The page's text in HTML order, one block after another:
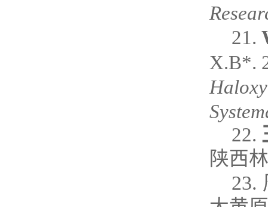
21.
X.B*.
22.
陕西
23.